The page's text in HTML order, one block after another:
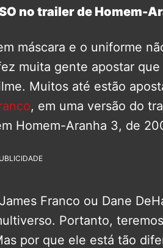
no trailer de Homem-
máscara e o uniforme
muita gente apostar
Muitos até estão
, em uma versão do
Homem-Aranha 3, de
Franco ou Dane
Portanto,
por que ele está tão